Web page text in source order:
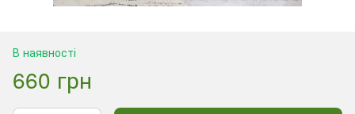
В наявності
660 грн